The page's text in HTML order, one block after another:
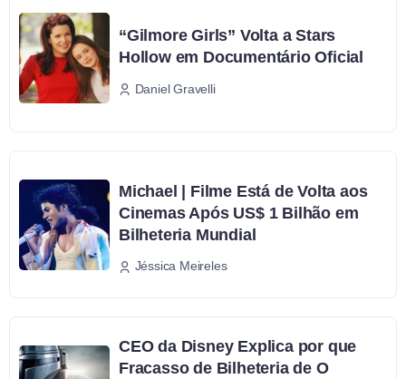
“Gilmore Girls” Volta a Stars
Hollow em Documentário Oficial
Daniel Gravelli
Michael | Filme Está de Volta aos
Cinemas Após US$ 1 Bilhão em
Bilheteria Mundial
Jéssica Meireles
CEO da Disney Explica por que
Fracasso de Bilheteria de O